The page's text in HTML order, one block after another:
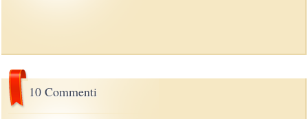
10 Commenti